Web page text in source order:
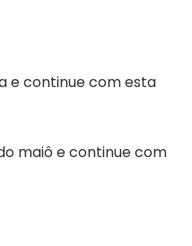
e continue com esta
maiô e continue com